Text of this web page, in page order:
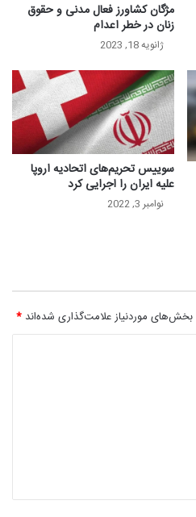
مژگان کشاورز فعال مدنی و حقوق
زنان در خطر اعدام
ژانویه 18, 2023
سوییس تحریم‌های اتحادیه اروپا
علیه ایران را اجرایی کرد
نوامبر 3, 2022
بخش‌های موردنیاز علامت‌گذاری شده‌اند *